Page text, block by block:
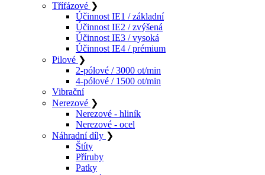
Třífázové ❯
Účinnost IE1 / základní
Účinnost IE2 / zvýšená
Účinnost IE3 / vysoká
Účinnost IE4 / prémium
Pilové ❯
2-pólové / 3000 ot/min
4-pólové / 1500 ot/min
Vibrační
Nerezové ❯
Nerezové - hliník
Nerezové - ocel
Náhradní díly ❯
Štíty
Příruby
Patky